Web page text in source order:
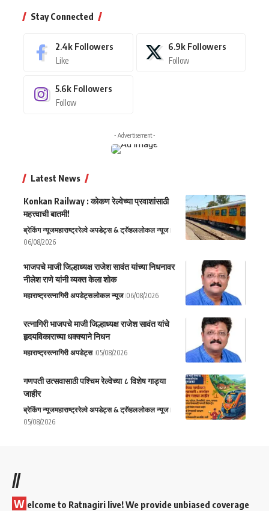
Stay Connected
2.4k Followers
Like
6.9k Followers
Follow
5.6k Followers
Follow
- Advertisement -
Latest News
Konkan Railway : कोकण रेल्वेच्या प्रवाशांसाठी
महत्त्वाची बातमी!
ब्रेकिंग न्यूजमहाराष्ट्ररेल्वे अपडेट्स & ट्रॅव्हललोकल न्यूज
06/08/2026
भाजपचे माजी जिल्हाध्यक्ष राजेश सावंत यांच्या निधनावर
नीलेश राणे यांनी व्यक्त केला शोक
महाराष्ट्ररत्नागिरी अपडेट्सलोकल न्यूज 06/08/2026
रत्नागिरी भाजपचे माजी जिल्हाध्यक्ष राजेश सावंत यांचे
हृदयविकाराच्या धक्क्याने निधन
महाराष्ट्ररत्नागिरी अपडेट्स 05/08/2026
गणपती उत्सवासाठी पश्चिम रेल्वेच्या ८ विशेष गाड्या
जाहीर
ब्रेकिंग न्यूजमहाराष्ट्ररेल्वे अपडेट्स & ट्रॅव्हललोकल न्यूज
05/08/2026
//
W elcome to Ratnagiri live! We provide unbiased coverage